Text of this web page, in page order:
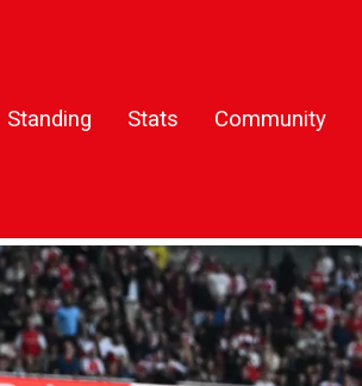
Standing Stats Community